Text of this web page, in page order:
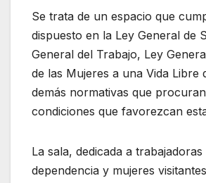
Se trata de un espacio que
dispuesto en la Ley General de
General del Trabajo, Ley
de las Mujeres a una Vida Libre
demás normativas que
condiciones que favorezcan
La sala, dedicada a trabajadoras
dependencia y mujeres